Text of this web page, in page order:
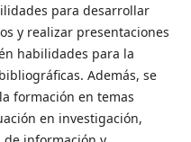
para desarrollar
y realizar presentaciones
habilidades para la
Además, se
formación en temas
en investigación,